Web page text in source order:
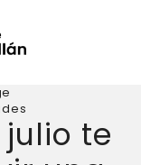
julio te